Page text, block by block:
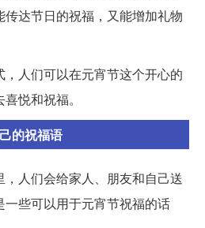
达节日的祝福，又能增加礼物
人们可以在元宵节这个开心的
悦和祝福。
的祝福语
人们会给家人、朋友和自己送
些可以用于元宵节祝福的话